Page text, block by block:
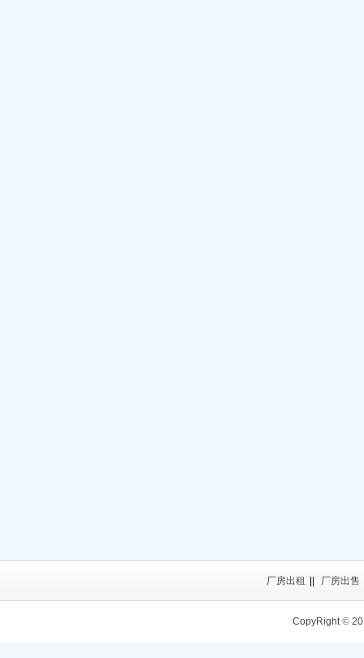
厂房出租 厂房出售
CopyRight©